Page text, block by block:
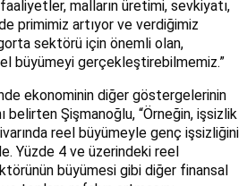
malların üretimi, sevkiyatı,
primimiz artıyor ve verdiğimiz
sektörü için önemli olan,
büyümeyi gerçekleştirebilmemiz.”
ekonominin diğer göstergelerinin
belirten Şişmanoğlu, “Örneğin, işsizlik
reel büyümeyle genç işsizliğini
Yüzde 4 ve üzerindeki reel
büyümesi gibi diğer finansal